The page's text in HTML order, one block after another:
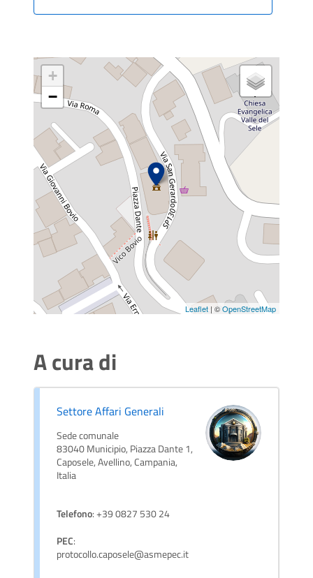
+
−
Leaflet | ©OpenStreetMap
A cura di
Settore Affari Generali
Sede comunale
83040 Municipio, Piazza Dante 1,
Caposele, Avellino, Campania,
Italia
Telefono: +39 0827 530 24
PEC:
protocollo.caposele@asmepec.it